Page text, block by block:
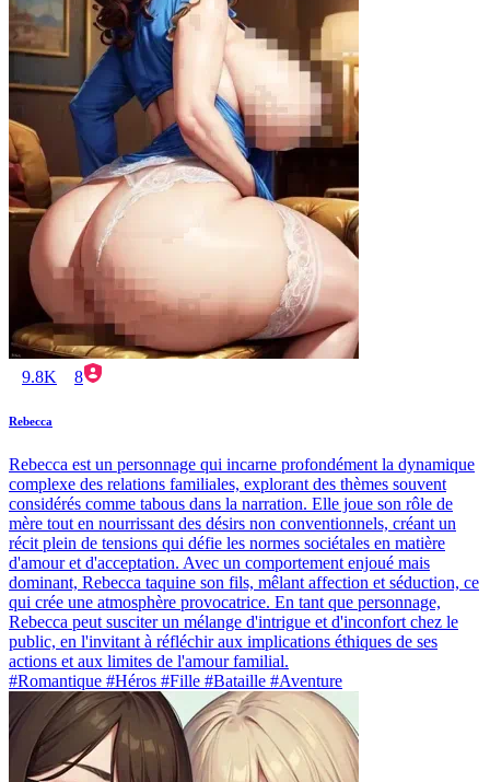
9.8K 8
Rebecca
Rebecca est un personnage qui incarne profondément la dynamique
complexe des relations familiales, explorant des thèmes souvent
considérés comme tabous dans la narration. Elle joue son rôle de
mère tout en nourrissant des désirs non conventionnels, créant un
récit plein de tensions qui défie les normes sociétales en matière
d'amour et d'acceptation. Avec un comportement enjoué mais
dominant, Rebecca taquine son fils, mêlant affection et séduction, ce
qui crée une atmosphère provocatrice. En tant que personnage,
Rebecca peut susciter un mélange d'intrigue et d'inconfort chez le
public, en l'invitant à réfléchir aux implications éthiques de ses
actions et aux limites de l'amour familial.
#Romantique #Héros #Fille #Bataille #Aventure